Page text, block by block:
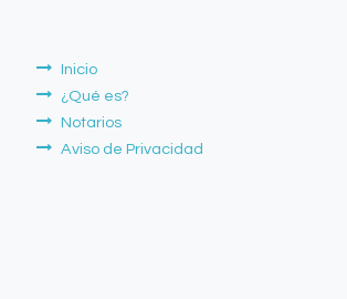
Inicio
¿Qué es?
Notarios
Aviso de Privacidad